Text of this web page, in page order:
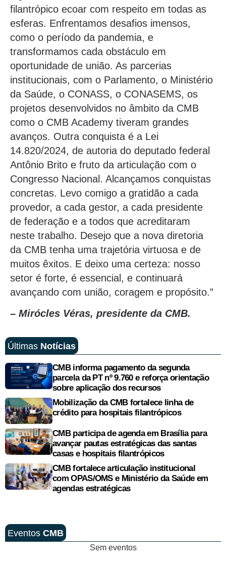
filantrópico ecoar com respeito em todas as
esferas. Enfrentamos desafios imensos,
como o período da pandemia, e
transformamos cada obstáculo em
oportunidade de união. As parcerias
institucionais, com o Parlamento, o Ministério
da Saúde, o CONASS, o CONASEMS, os
projetos desenvolvidos no âmbito da CMB
como o CMB Academy tiveram grandes
avanços. Outra conquista é a Lei
14.820/2024, de autoria do deputado federal
Antônio Brito e fruto da articulação com o
Congresso Nacional. Alcançamos conquistas
concretas. Levo comigo a gratidão a cada
provedor, a cada gestor, a cada presidente
de federação e a todos que acreditaram
neste trabalho. Desejo que a nova diretoria
da CMB tenha uma trajetória virtuosa e de
muitos êxitos. E deixo uma certeza: nosso
setor é forte, é essencial, e continuará
avançando com união, coragem e propósito.”
– Mirócles Véras, presidente da CMB.
Últimas Notícias
CMB informa pagamento da segunda
parcela da PT nº 9.760 e reforça orientação
sobre aplicação dos recursos
Mobilização da CMB fortalece linha de
crédito para hospitais filantrópicos
CMB participa de agenda em Brasília para
avançar pautas estratégicas das santas
casas e hospitais filantrópicos
CMB fortalece articulação institucional
com OPAS/OMS e Ministério da Saúde em
agendas estratégicas
Eventos CMB
Sem eventos